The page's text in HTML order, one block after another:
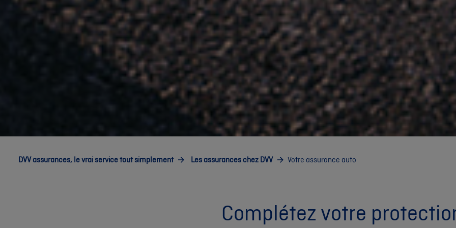
DVV assurances, le vrai service tout simplement Les assurances chez DVV Votre assurance auto
Complétez votre